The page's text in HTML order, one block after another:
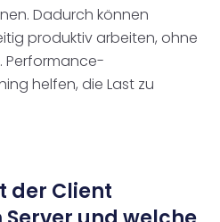
Dadurch können
produktiv arbeiten, ohne
Performance-
helfen, die Last zu
der Client